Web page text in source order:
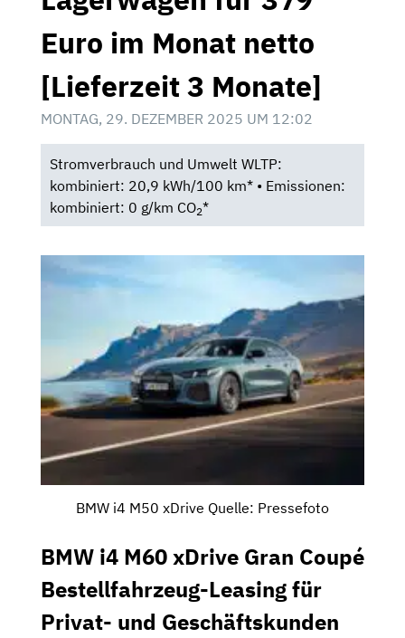
Euro im Monat netto
[Lieferzeit 3 Monate]
MONTAG, 29. DEZEMBER 2025 UM 12:02
Stromverbrauch und Umwelt WLTP:
kombiniert: 20,9 kWh/100 km* • Emissionen:
kombiniert: 0 g/km CO2*
BMW i4 M50 xDrive Quelle: Pressefoto
BMW i4 M60 xDrive Gran Coupé
Bestellfahrzeug-Leasing für
Privat- und Geschäftskunden